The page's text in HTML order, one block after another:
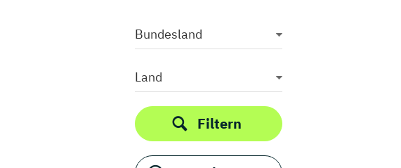
Nachhaltigkeitsmanagement
Ökonomie
Unternehmensführung
Volkswirtschaftslehre
Wirtschaftswissenschaften
Bundesland
Land
Filtern